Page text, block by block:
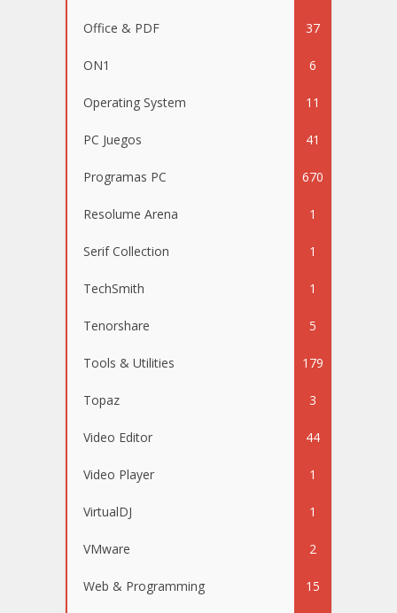
Office & PDF 37
ON1 6
Operating System 11
PC Juegos 41
Programas PC 670
Resolume Arena 1
Serif Collection 1
TechSmith 1
Tenorshare 5
Tools & Utilities 179
Topaz 3
Video Editor 44
Video Player 1
VirtualDJ 1
VMware 2
Web & Programming 15